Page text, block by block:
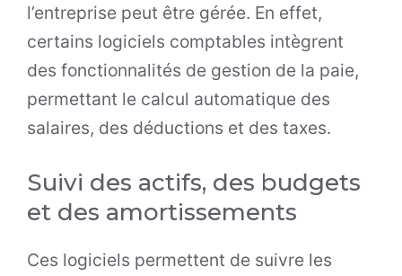
l’entreprise peut être gérée. En effet,
certains logiciels comptables intègrent
des fonctionnalités de gestion de la paie,
permettant le calcul automatique des
salaires, des déductions et des taxes.
Suivi des actifs, des budgets
et des amortissements
Ces logiciels permettent de suivre les